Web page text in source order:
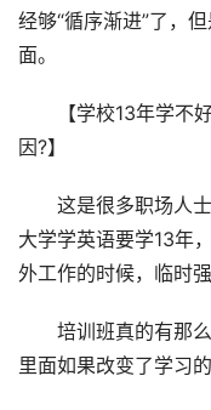
经够“循序渐进”了，
面。
【学校13年学不好
因?】
这是很多职场人士
大学学英语要学13年
外工作的时候，临时
培训班真的有那么
里面如果改变了学习